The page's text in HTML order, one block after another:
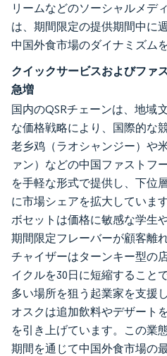
リームなどのソーシャルメデ
は、期間限定の提供期間中に
中国外食市場のダイナミズム
クイックサービスおよびファ
急増
国内のQSRチェーンは、地域
な価格戦略により、国際的な
老乡鸡（ラオシャンジー）や
ァン）などの中国ファストフ
を手軽な形式で提供し、下位
に市場シェアを拡大していま
ボセットは価格に敏感な学生
期間限定フレーバーが顧客離
チャイザーはターンキー型の
イクルを30日に短縮すること
多い場所を狙う起業家を支援
オスクは追加飲料やデザート
を引き上げています。この業
期間を通じて中国外食市場の